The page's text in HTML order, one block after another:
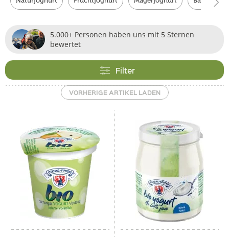
5.000+ Personen haben uns mit 5 Sternen
bewertet
Filter
VORHERIGE ARTIKEL LADEN